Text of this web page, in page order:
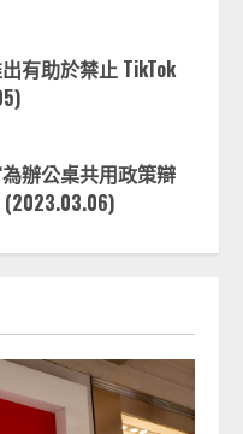
有助於禁止 TikTok
辦公桌共用政策辯